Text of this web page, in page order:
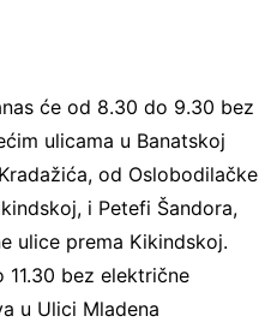
će od 8.30 do 9.30 bez
ulicama u Banatskoj
od Oslobodilačke
i Petefi Šandora,
ulice prema Kikindskoj.
11.30 bez električne
u Ulici Mladena